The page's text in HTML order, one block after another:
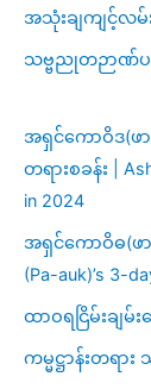
အသုံးချကျင့်လမ်း
သဗ္ဗညုတဉာဏ်ပ
အရှင်ကောဝိဒ(ဖ
တရားစခန်း |
in 2024
အရှင်ကောဝိဓ(ဖာ
(Pa-auk)’s 3-
ထာဝရငြိမ်းချမ်
ကမ္မဋ္ဌာန်းတရာ